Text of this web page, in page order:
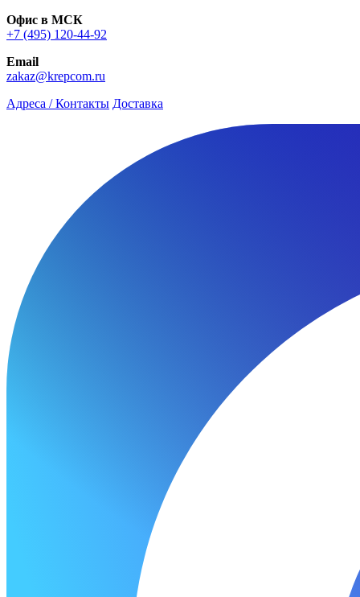
Офис в МСК
+7 (495) 120-44-92
Email
zakaz@krepcom.ru
Адреса / Контакты Доставка